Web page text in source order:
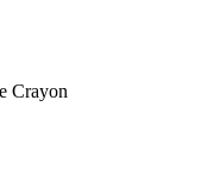
Crayon